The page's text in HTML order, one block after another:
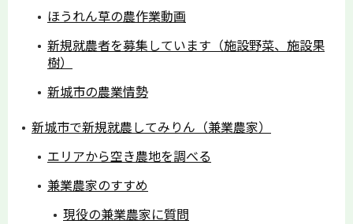
ほうれん草の農作業動画
新規就農者を募集しています（施設野菜、施設果
樹）
新城市の農業情勢
新城市で新規就農してみりん（兼業農家）
エリアから空き農地を調べる
兼業農家のすすめ
現役の兼業農家に質問